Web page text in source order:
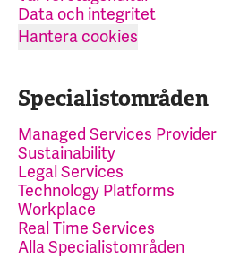
Data och integritet
Hantera cookies
Specialistområden
Managed Services Provider
Sustainability
Legal Services
Technology Platforms
Workplace
Real Time Services
Alla Specialistområden